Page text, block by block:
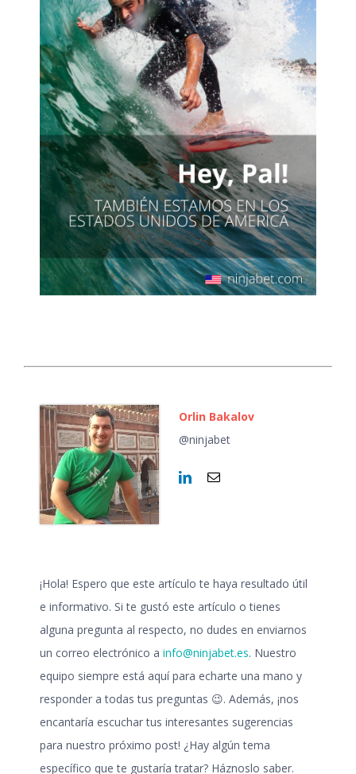
Orlin Bakalov
@ninjabet
¡Hola! Espero que este artículo te haya resultado útil
e informativo. Site gustó este artículo o tienes
alguna pregunta al respecto, no dudes en enviarnos
un correo electrónico a info@ninjabet.es. Nuestro
equipo siempre está aquí para echarte una mano y
responder a todas tus preguntas 😉. Además, ¡nos
encantaría escuchar tus interesantes sugerencias
para nuestro próximo post! ¿Hay algún tema
específico que te gustaría tratar? Háznoslo saber.